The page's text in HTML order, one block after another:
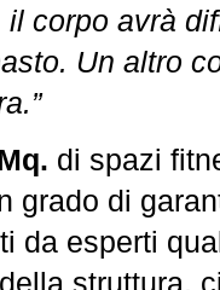
il corpo avrà
Un altro
di spazi
grado di
da esperti